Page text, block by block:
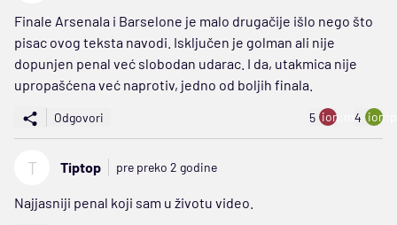
Finale Arsenala i Barselone je malo drugačije išlo nego što
pisac ovog teksta navodi. Isključen je golman ali nije
dopunjen penal već slobodan udarac. I da, utakmica nije
upropašćena već naprotiv, jedno od boljih finala.
Odgovori 5 ion:minus
4
T Tiptop pre preko 2 godine
Najjasniji penal koji sam u životu video.